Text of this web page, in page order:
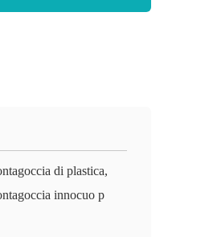
di plastica,
innocuo p